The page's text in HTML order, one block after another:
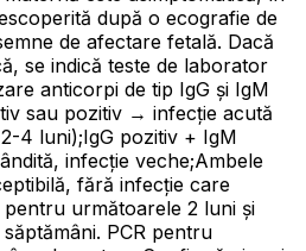
după o ecografie de
de afectare fetală. Dacă
se indică teste de laborator
anticorpi de tip IgG și IgM
sau pozitiv → infecție acută
4 luni);IgG pozitiv + IgM
infecție veche;Ambele
fără infecție care
următoarele 2 luni și
PCR pentru